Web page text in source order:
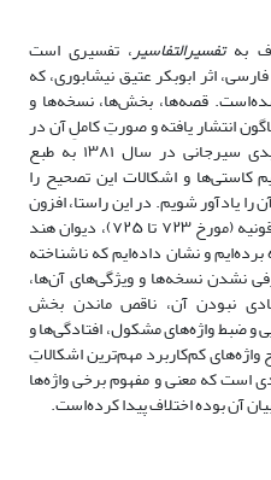
بهتفسیرالتفاسیر، تفسیری است
اثر ابوبکر عتیق نیشابوری، که
تألیف شده‌است. قصه‌ها، بخش‌ها، نسخه‌ها و
انتشار یافته‌ و صورتِ کاملِ آن در
پنج مجلد، به کوشش علی‌اکبر سعیدی سیرجانی در سال ۱۳۸۱ به طبع
کاستی‌ها و اشکالات این تصحیح را
یادآور شویم. در این راستا، افزون
بر متن چاپی سیرجانی، از سه نسخۀ قونیه (مورخ ۷۲۳ تا ۷۲۵)، دیوان هند
و لایدن (مورخ ۷۶۹) بهره برده‌ایم و نشان داده‌ایم که ناشناخته
نشدن نسخه‌ها و ویژگی‌های آن‌ها،
نبودن آن، ناقص ماندن بخش
و ضبط واژه‌های مشکول، افتادگی‌ها و
کم‌کاربرد مهم‌‌ترین اشکالاتِ
است که معنی و مفهوم برخی واژه‌ها
آن بوده اختلاف پیدا کرده‌است.